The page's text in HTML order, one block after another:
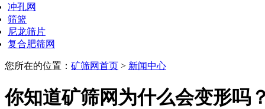
冲孔网
筛篮
尼龙筛片
复合肥筛网
您所在的位置： 矿筛网首页 > 新闻中心
你知道矿筛网为什么会变形吗